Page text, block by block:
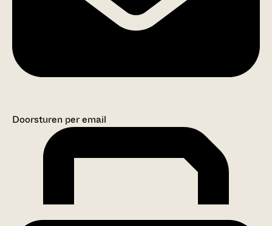
Doorsturen per email